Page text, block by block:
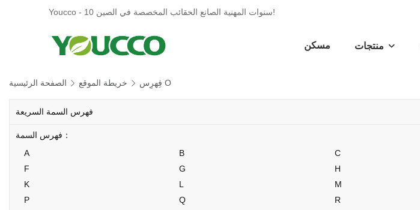
Youcco - 10 سنوات المهنية الصانع الحقائب المخصصة في الصين!
مسكن منتجات
الصفحة الرئيسية خريطة الموقع فِهرِس O
فهرس السمة السريعة
فهرس السمة：
A
B C
F
G H
K
L M
P
Q R